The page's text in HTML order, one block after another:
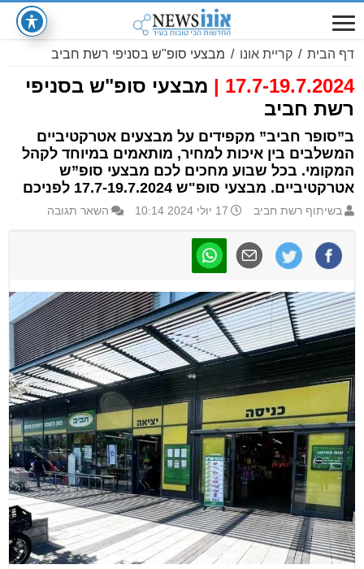
דף הבית / קריית אונו / מבצעי סופ"ש בסניפי רשת חביב
17.7-19.7.2024 |
מבצעי סופ"ש בסניפי
רשת חביב
ב”סופר חביב” מקפידים על מבצעים אטרקטיביים
המשלבים בין איכות למחיר, מותאמים במיוחד לקהל
המקומי. בכל שבוע מחכים לכם מבצעי סופ”ש
אטרקטיביים. מבצעי סופ"ש 17.7-19.7.2024 לפניכם
בשיתוף רשת חביב 17 יולי 2024 10:14 השאר תגובה